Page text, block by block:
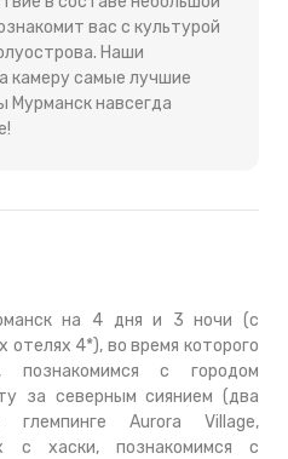
вас с культурой
Наши
камеру самые лучшие
Мурманск навсегда
на 4 дня и 3 ночи (с
отелях 4*), во время которого
познакомимся с городом
за северным сиянием (два
Aurora Village,
с хаски, познакомимся с